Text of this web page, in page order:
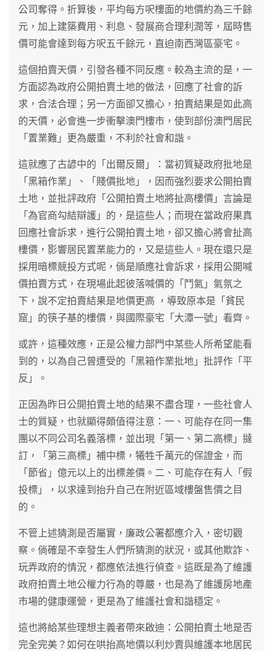
公司奪得。折算後，平均每方呎樓面的地價約為三千餘
元，加上建築費用、利息、發展商合理利潤等，屆時售
價可能會達到每方呎五千餘元，直迫南西灣區豪宅。
這個拍賣天價，引發各種不同反應。較為主流的是，一
方面認為政府公開拍賣土地的做法，回應了社會的訴
求，合法合理；另一方面卻又擔心，拍賣結果是如此高
的天價，必會進一步衝擊澳門樓市，使到部份澳門居民
「置業難」更為嚴重，不利於社會和諧。
這就應了古諺中的「出爾反爾」：當初質疑政府批地是
「黑箱作業」、「賤價批地」，因而強烈要求公開拍賣
土地，並批評政府「公開拍賣土地將扯高樓價」言論是
「為官商勾結辯護」的，是這些人；而現在當政府果真
回應社會訴求，進行公開拍賣土地，卻又擔心將會扯高
樓價，影響居民置業能力的，又是這些人。現在還只是
採用暗標競投方式呢，倘是順應社會訴求，採用公開喊
價拍賣方式，在現場此起彼落喊價的「鬥氣」氣氛之
下，說不定拍賣結果是地價更高 ，導致原本是「貧民
窟」的筷子基的樓價，與國際豪宅「大潭一號」看齊。
或許，這種效應，正是公權力部門中某些人所希望能看
到的，以為自己曾遭受的「黑箱作業批地」批評作「平
反」。
正因為昨日公開拍賣土地的結果不盡合理，一些社會人
士的質疑，也就顯得頗值得注意：一、可能存在同一集
團以不同公司名義落標，並出現「第一、第二高標」撻
訂，「第三高標」補中標，犧牲千萬元的保證金，而
「節省」億元以上的出標差價。二、可能存在有人「假
投標」，以求達到抬升自己在附近區域樓盤售價之目
的。
不管上述猜測是否屬實，廉政公署都應介入，密切觀
察。倘確是不幸發生人們所猜測的狀況，或其他欺詐、
玩弄政府的情況，都應依法進行偵查。這既是為了維護
政府拍賣土地公權力行為的尊嚴，也是為了維護房地產
市場的健康運營，更是為了維護社會和諧穩定。
這也將給某些理想主義者帶來啟迪：公開拍賣土地是否
完全完美？如何在哄抬高地價以利炒賣與維護本地居民